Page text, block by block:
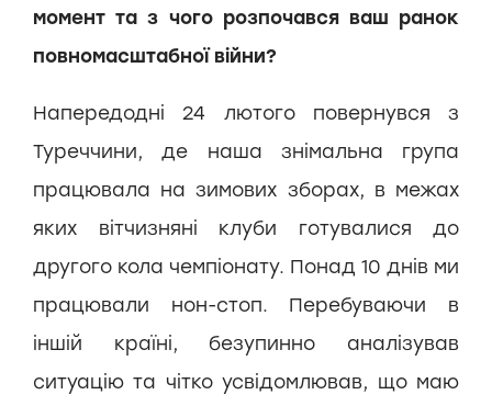
момент та з чого розпочався ваш ранок
повномасштабної війни?
Напередодні 24 лютого повернувся з
Туреччини, де наша знімальна група
працювала на зимових зборах, в межах
яких вітчизняні клуби готувалися до
другого кола чемпіонату. Понад 10 днів ми
працювали нон-стоп. Перебуваючи в
іншій країні, безупинно аналізував
ситуацію та чітко усвідомлював, що маю